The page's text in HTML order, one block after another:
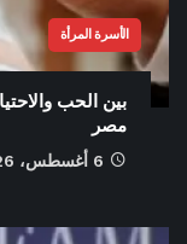
الأسرة المرأة
بين الحب
مصر
6 أغسطس، 2026